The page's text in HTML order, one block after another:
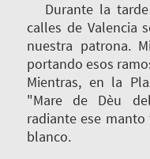
Durante la tarde
calles de Valencia
nuestra patrona.
portando esos
Mientras, en la
"Mare de Dèu
radiante ese
blanco.